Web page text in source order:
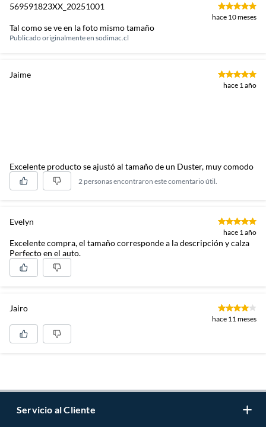
569591823XX_20251001
hace 10 meses
Tal como se ve en la foto mismo tamaño
Publicado originalmente en sodimac.cl
Jaime
hace 1 año
Excelente producto se ajustó al tamaño de un Duster, muy comodo
2 personas encontraron este comentario útil.
Evelyn
hace 1 año
Excelente compra, el tamaño corresponde a la descripción y calza
Perfecto en el auto.
Jairo
hace 11 meses
Servicio al Cliente